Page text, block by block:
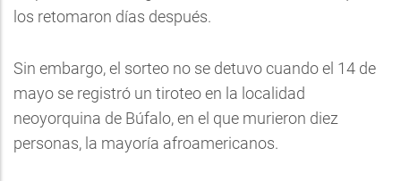
los retomaron días después.
Sin embargo, el sorteo no se detuvo cuando el 14 de
mayo se registró un tiroteo en la localidad
neoyorquina de Búfalo, en el que murieron diez
personas, la mayoría afroamericanos.